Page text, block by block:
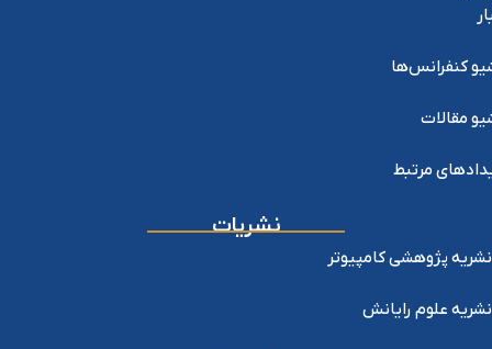
کنفرانس‌ها
مقالات
مرتبط
نشریات
نشریه پژوهشی کامپیوتر
نشریه علوم رایانش